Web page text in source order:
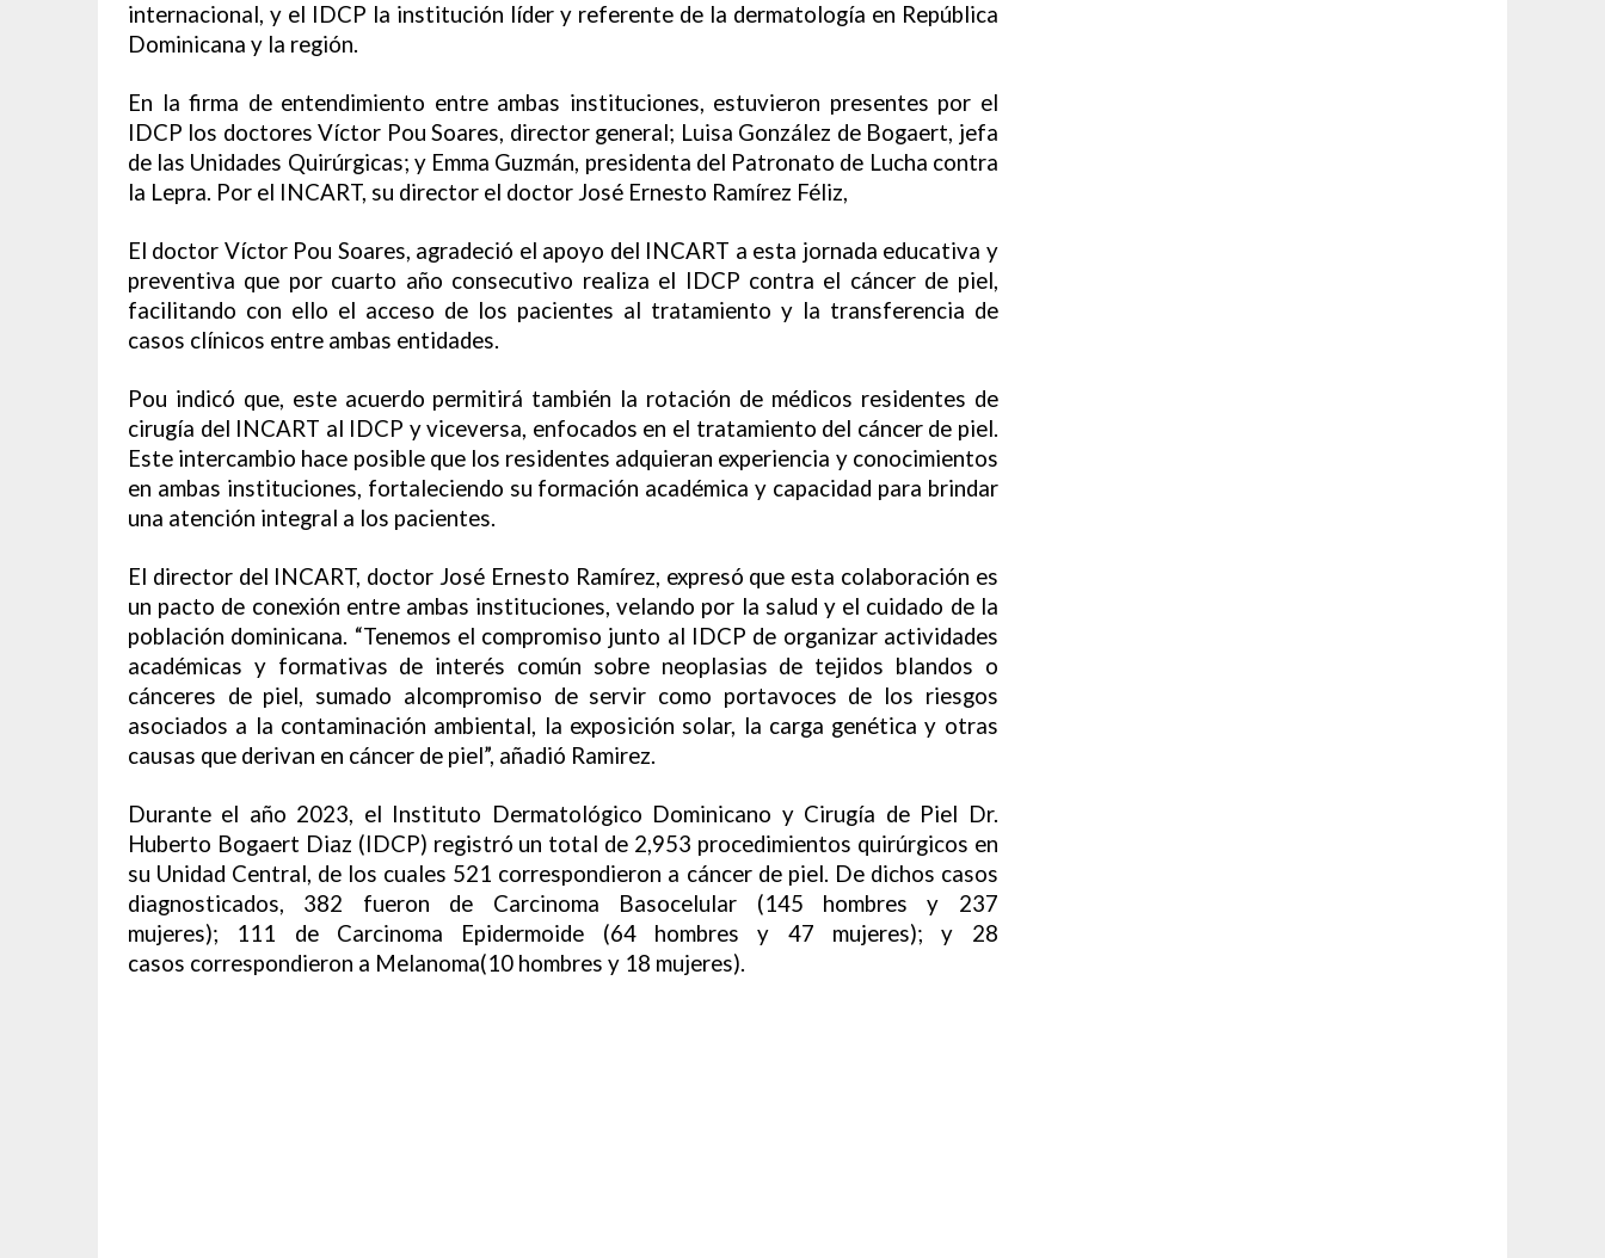
internacional, y el IDCP la institución líder y referente de la dermatología en República
Dominicana y la región.
En la firma de entendimiento entre ambas instituciones, estuvieron presentes por el
IDCP los doctores Víctor Pou Soares, director general; Luisa González de Bogaert, jefa
de las Unidades Quirúrgicas; y Emma Guzmán, presidenta del Patronato de Lucha contra
la Lepra. Por el INCART, su director el doctor José Ernesto Ramírez Féliz,
El doctor Víctor Pou Soares, agradeció el apoyo del INCART a esta jornada educativa y
preventiva que por cuarto año consecutivo realiza el IDCP contra el cáncer de piel,
facilitando con ello el acceso de los pacientes al tratamiento y la transferencia de
casos clínicos entre ambas entidades.
Pou indicó que, este acuerdo permitirá también la rotación de médicos residentes de
cirugía del INCART al IDCP y viceversa, enfocados en el tratamiento del cáncer de piel.
Este intercambio hace posible que los residentes adquieran experiencia y conocimientos
en ambas instituciones, fortaleciendo su formación académica y capacidad para brindar
una atención integral a los pacientes.
El director del INCART, doctor José Ernesto Ramírez, expresó que esta colaboración es
un pacto de conexión entre ambas instituciones, velando por la salud y el cuidado de la
población dominicana. “Tenemos el compromiso junto al IDCP de organizar actividades
académicas y formativas de interés común sobre neoplasias de tejidos blandos o
cánceres de piel, sumado alcompromiso de servir como portavoces de los riesgos
asociados a la contaminación ambiental, la exposición solar, la carga genética y otras
causas que derivan en cáncer de piel”, añadió Ramirez.
Durante el año 2023, el Instituto Dermatológico Dominicano y Cirugía de Piel Dr.
Huberto Bogaert Diaz (IDCP) registró un total de 2,953 procedimientos quirúrgicos en
su Unidad Central, de los cuales 521 correspondieron a cáncer de piel. De dichos casos
diagnosticados, 382 fueron de Carcinoma Basocelular (145 hombres y 237
mujeres); 111 de Carcinoma Epidermoide (64 hombres y 47 mujeres); y 28
casos correspondieron a Melanoma(10 hombres y 18 mujeres).